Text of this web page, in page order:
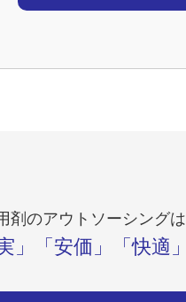
剤のアウトソーシングは
」「安価」「快適」